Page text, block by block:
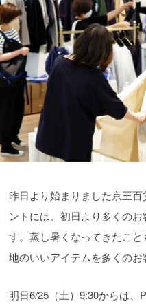
昨日より始まりました京王
ントには、初日より多くの
す。蒸し暑くなってきたこ
地のいいアイテムを多くのお
明日6/25（土）9:30からは